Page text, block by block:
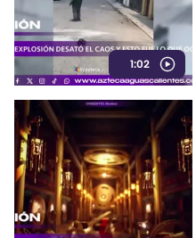
1:02